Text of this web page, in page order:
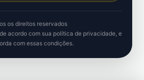
os direitos reservados
acordo com sua política de privacidade, e
com essas condições.